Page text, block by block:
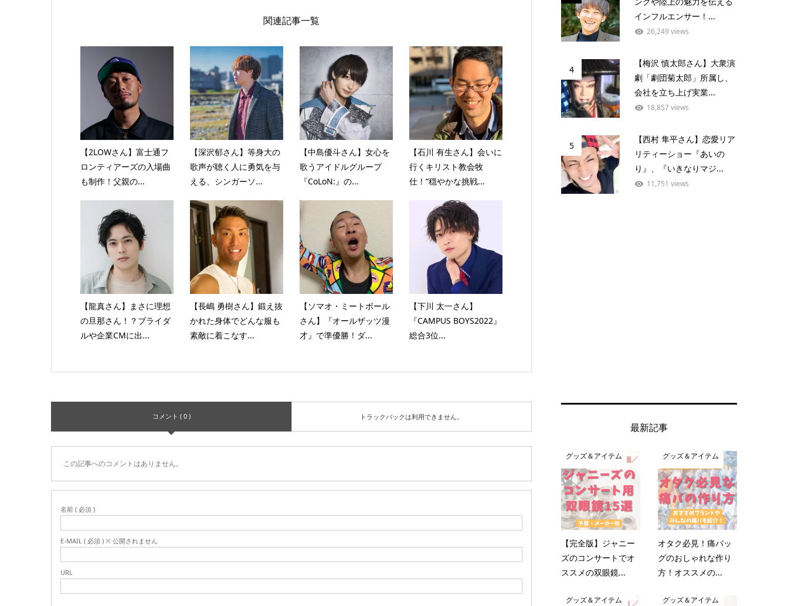
関連記事一覧
【2LOWさん】富士通フ
ロンティアーズの入場曲
も制作！父親の...
【深沢郁さん】等身大の
歌声が聴く人に勇気を与
える、シンガーソ...
【中島優斗さん】女心を
歌うアイドルグループ
『CoLoN:』の...
【石川 有生さん】会いに
行くキリスト教会牧
仕！“穏やかな挑戦...
【龍真さん】まさに理想
の旦那さん！？ブライダ
ルや企業CMに出...
【長嶋 勇樹さん】鍛え抜
かれた身体でどんな服も
素敵に着こなす...
【ソマオ・ミートボール
さん】『オールザッツ漫
才』で準優勝！ダ...
【下川 太一さん】
『CAMPUS BOYS2022』
総合3位...
コメント ( 0 ) トラックバックは利用できません。
この記事へのコメントはありません。
名前 ( 必須 )
E-MAIL ( 必須 ) ※ 公開されません
URL
インフルエンサー！...
26,249 views
4
【梅沢 慎太郎さん】大衆演
劇「劇団菊太郎」所属し、
会社を立ち上げ実業...
18,857 views
5
【西村 隼平さん】恋愛リア
リティーショー『あいの
り』、『いきなりマジ...
11,751 views
最新記事
グッズ＆アイテム
【完全版】ジャニー
ズのコンサートでオ
ススメの双眼鏡...
グッズ＆アイテム
オタク必見！痛バッ
グのおしゃれな作り
方！オススメの...
グッズ＆アイテム グッズ＆アイテム